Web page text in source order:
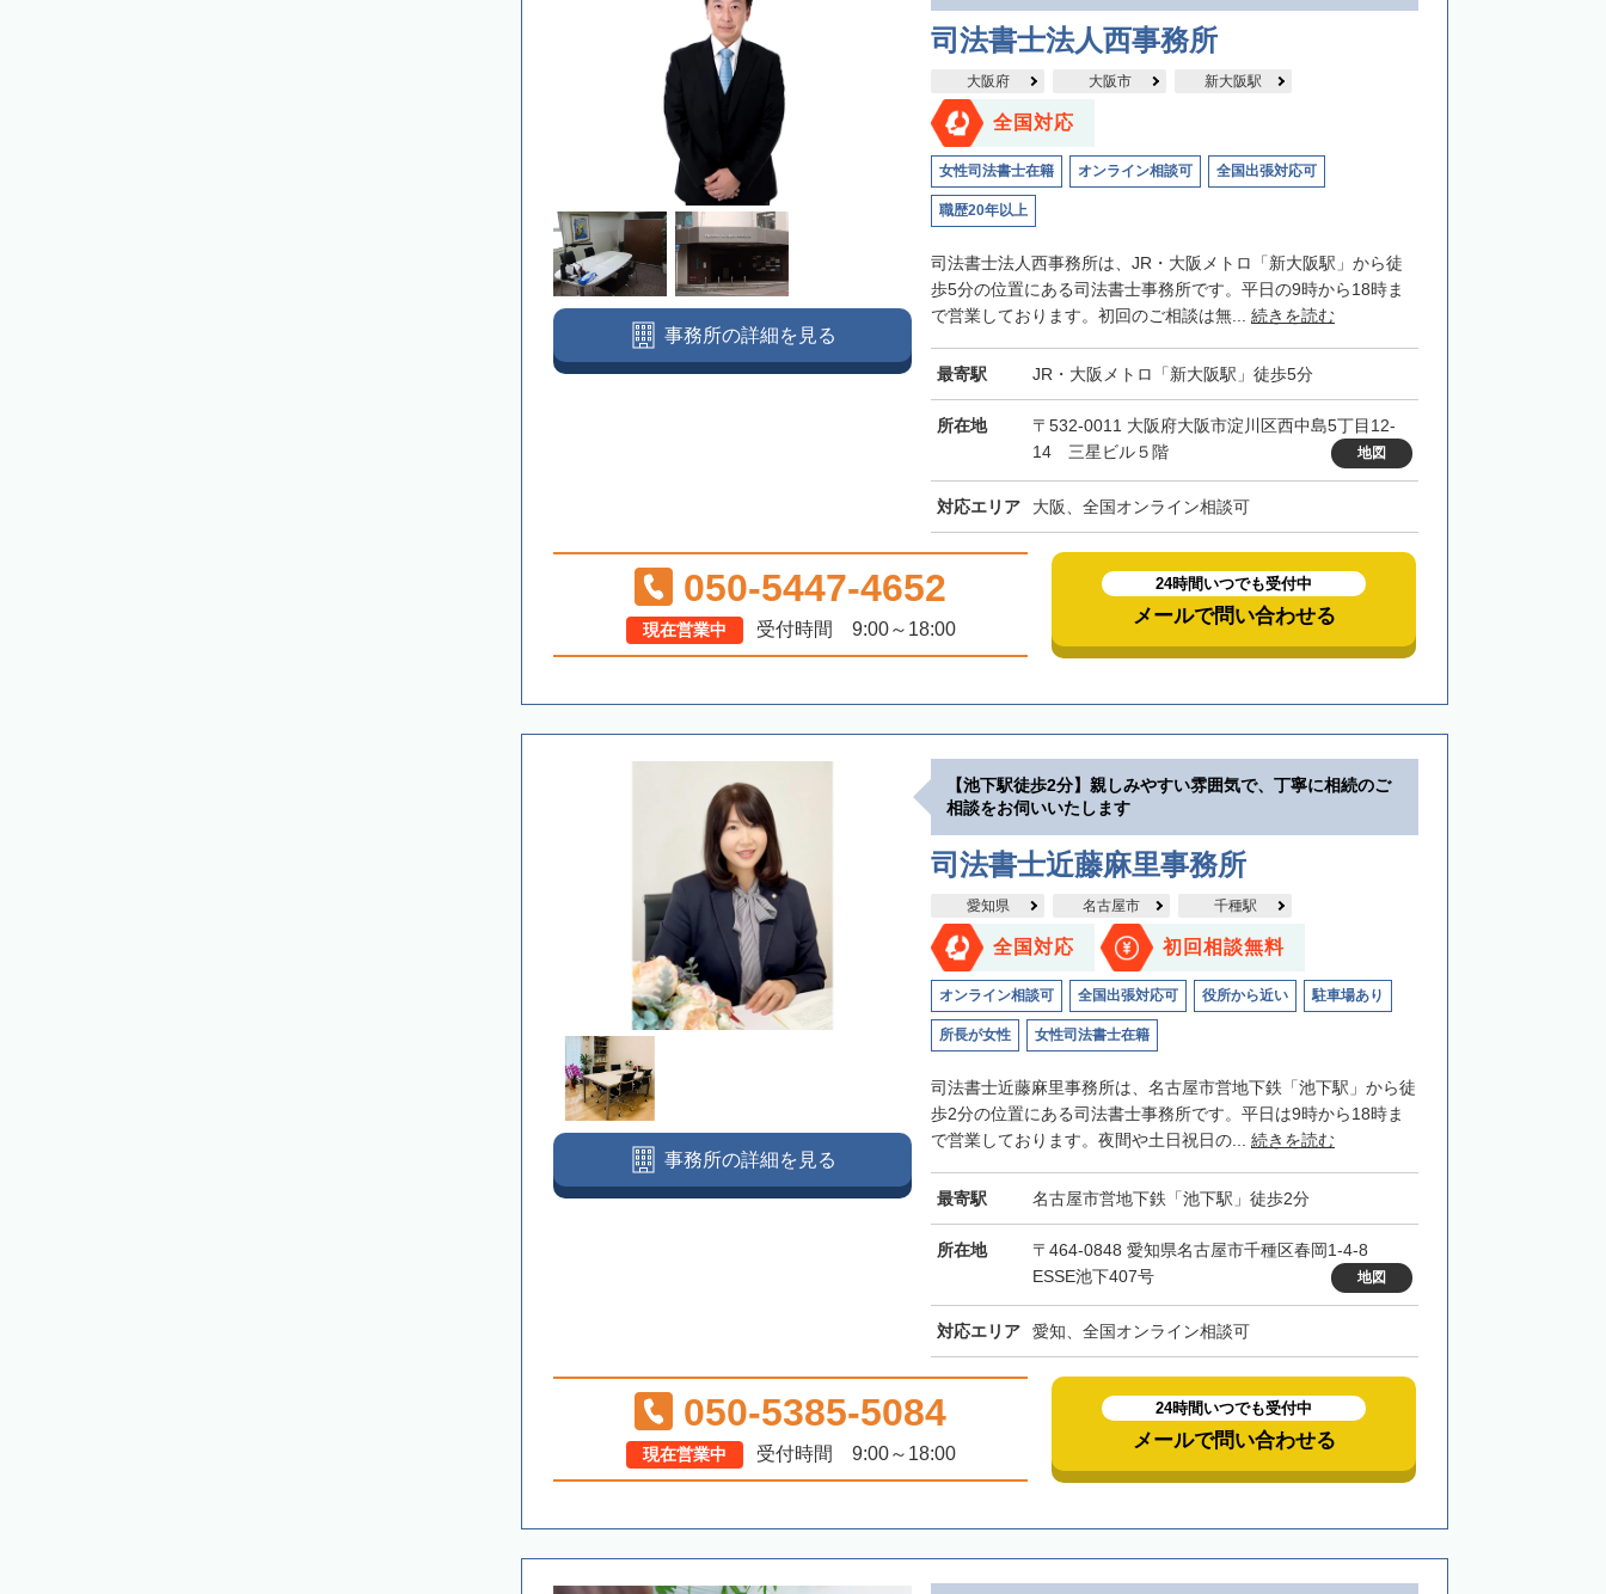
司法書士法人西事務所
大阪府 大阪市 新大阪駅
全国対応
女性司法書士在籍 オンライン相談可 全国出張対応可
職歴20年以上
司法書士法人西事務所は、JR・大阪メトロ「新大阪駅」から徒
歩5分の位置にある司法書士事務所です。平日の9時から18時ま
で営業しております。初回のご相談は無... 続きを読む
最寄駅 JR・大阪メトロ「新大阪駅」徒歩5分
所在地
〒532-0011 大阪府大阪市淀川区西中島5丁目12-
14 三星ビル５階
地図
対応エリア 大阪、全国オンライン相談可
事務所の詳細を見る
050-5447-4652
現在営業中 受付時間 9:00～18:00
24時間いつでも受付中
メールで問い合わせる
【池下駅徒歩2分】親しみやすい雰囲気で、丁寧に相続のご
相談をお伺いいたします
司法書士近藤麻里事務所
愛知県 名古屋市 千種駅
全国対応 初回相談無料
オンライン相談可 全国出張対応可 役所から近い 駐車場あり
所長が女性 女性司法書士在籍
司法書士近藤麻里事務所は、名古屋市営地下鉄「池下駅」から徒
歩2分の位置にある司法書士事務所です。平日は9時から18時ま
で営業しております。夜間や土日祝日の... 続きを読む
最寄駅 名古屋市営地下鉄「池下駅」徒歩2分
所在地
〒464-0848 愛知県名古屋市千種区春岡1-4-8
ESSE池下407号
地図
対応エリア 愛知、全国オンライン相談可
事務所の詳細を見る
050-5385-5084
現在営業中 受付時間 9:00～18:00
24時間いつでも受付中
メールで問い合わせる